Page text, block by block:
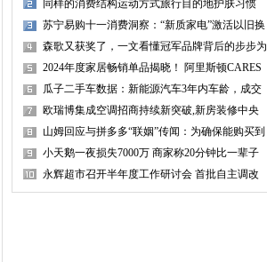
色消
同样的消费结构运动方式旅行目的地护肤习惯
京东
苏宁易购十一消费洞察：“新质家电”激活以旧换
新
森歌又获奖了，一文看懂冠军品牌背后的步步为
营
2024年度家居畅销单品揭晓！ 阿里斯顿CARES
ON
瓜子二手车数据：新能源汽车3年内车龄，成交
率可
欧瑞博集成空调招商持续新突破,新房装修中央
空调
山姆回应与拼多多“联姻”传闻：为确保能购买到
正
小天鹅一夜损失7000万 商家称20分钟比一辈子
还长
永辉超市召开半年度工作研讨会 首批自主调改
店将